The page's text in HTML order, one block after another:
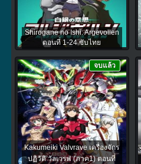
Shirogane no Ishi: Argevollen
ตอนที่ 1-24 ซับไทย
Kakumeiki Valvrave เครื่องจักร
ปฏิวัติ วัลเวรฟ (ภาค1) ตอนที่
จบแล้ว